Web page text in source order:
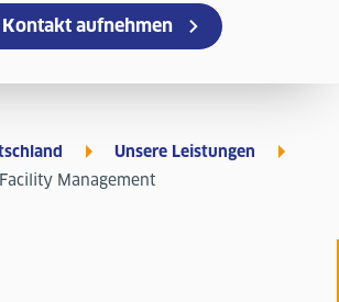
Kontakt aufnehmen
Unsere Leistungen
Management